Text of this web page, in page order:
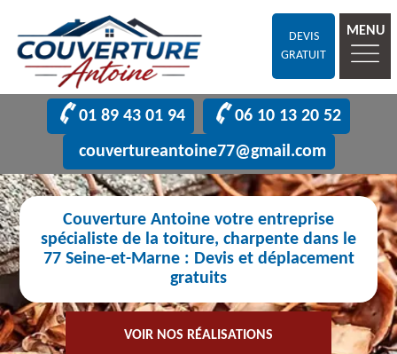
DEVIS
GRATUIT
MENU
01 89 43 01 94
06 10 13 20 52
couvertureantoine77@gmail.com
Couverture Antoine votre entreprise
spécialiste de la toiture, charpente dans le
77 Seine-et-Marne : Devis et déplacement
gratuits
VOIR NOS RÉALISATIONS